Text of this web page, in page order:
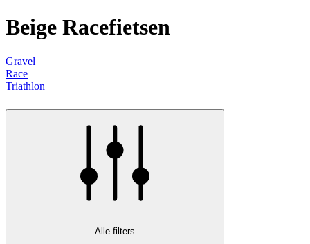
Beige Racefietsen
Gravel
Race
Triathlon
Alle filters